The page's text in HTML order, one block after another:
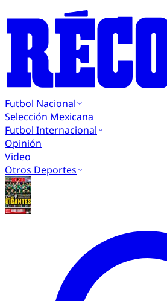
Futbol Nacional
Selección Mexicana
Futbol Internacional
Opinión
Video
Otros Deportes